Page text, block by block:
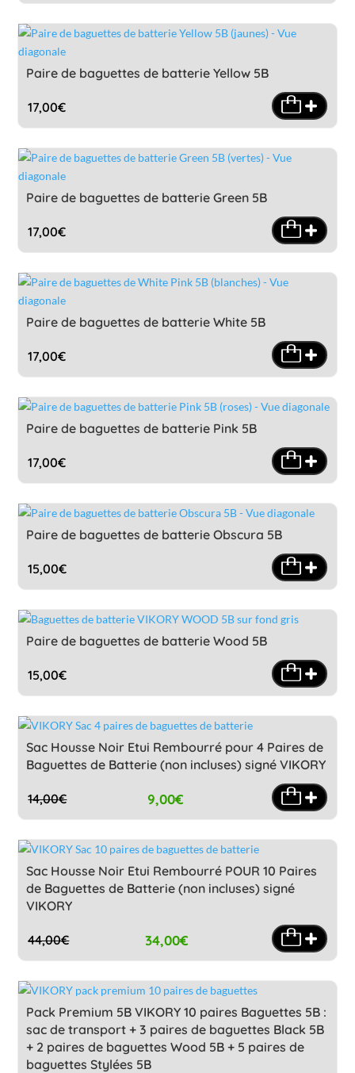
Paire de baguettes de batterie Yellow 5B
17,00€
Paire de baguettes de batterie Green 5B
17,00€
Paire de baguettes de batterie White 5B
17,00€
Paire de baguettes de batterie Pink 5B
17,00€
Paire de baguettes de batterie Obscura 5B
15,00€
Paire de baguettes de batterie Wood 5B
15,00€
Sac Housse Noir Etui Rembourré pour 4 Paires de
Baguettes de Batterie (non incluses) signé VIKORY
14,00€
Le
initial
14,00€.
9,00€
Le
actuel
9,00€.
Sac Housse Noir Etui Rembourré POUR 10 Paires
de Baguettes de Batterie (non incluses) signé
VIKORY
44,00€
Le
initial
44,00€.
34,00€
Le
actuel
34,00€.
Pack Premium 5B VIKORY 10 paires Baguettes 5B :
sac de transport + 3 paires de baguettes Black 5B
+ 2 paires de baguettes Wood 5B + 5 paires de
baguettes Stylées 5B